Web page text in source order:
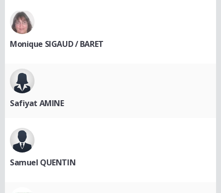
Monique SIGAUD / BARET
Safiyat AMINE
Samuel QUENTIN